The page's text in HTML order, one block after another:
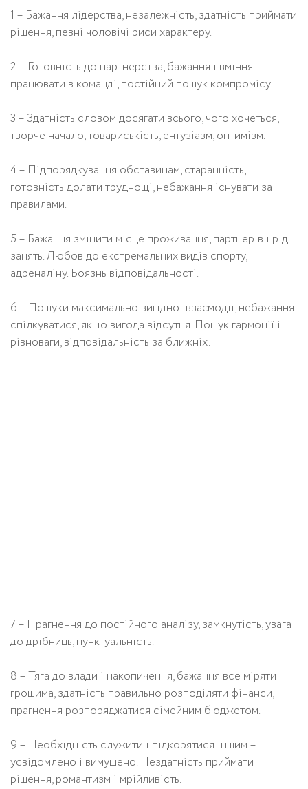
1 – Бажання лідерства, незалежність, здатність приймати
рішення, певні чоловічі риси характеру.
2 – Готовність до партнерства, бажання і вміння
працювати в команді, постійний пошук компромісу.
3 – Здатність словом досягати всього, чого хочеться,
творче начало, товариськість, ентузіазм, оптимізм.
4 – Підпорядкування обставинам, старанність,
готовність долати труднощі, небажання існувати за
правилами.
5 – Бажання змінити місце проживання, партнерів і рід
занять. Любов до екстремальних видів спорту,
адреналіну. Боязнь відповідальності.
6 – Пошуки максимально вигідної взаємодії, небажання
спілкуватися, якщо вигода відсутня. Пошук гармонії і
рівноваги, відповідальність за ближніх.
7 – Прагнення до постійного аналізу, замкнутість, увага
до дрібниць, пунктуальність.
8 – Тяга до влади і накопичення, бажання все міряти
грошима, здатність правильно розподіляти фінанси,
прагнення розпоряджатися сімейним бюджетом.
9 – Необхідність служити і підкорятися іншим –
усвідомлено і вимушено. Нездатність приймати
рішення, романтизм і мрійливість.